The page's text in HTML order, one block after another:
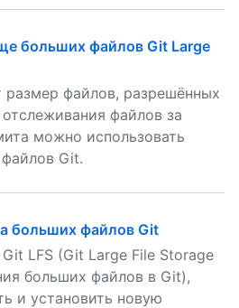
больших файлов Git Large
размер файлов, разрешённых
файлов за
можно использовать
Git.
больших файлов Git
LFS (Git Large File Storage
больших файлов в Git),
и установить новую